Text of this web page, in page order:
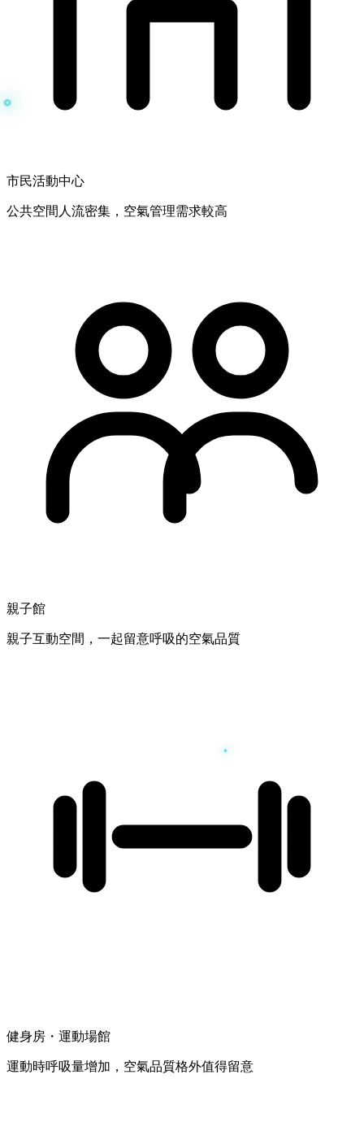
市民活動中心
公共空間人流密集，空氣管理需求較高
親子館
親子互動空間，一起留意呼吸的空氣品質
健身房・運動場館
運動時呼吸量增加，空氣品質格外值得留意